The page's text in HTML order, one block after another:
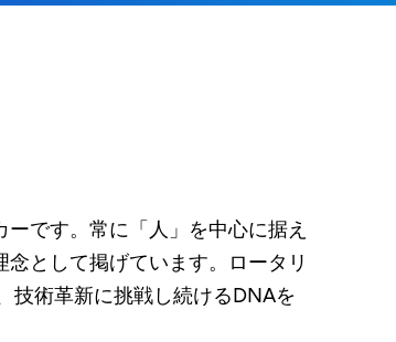
です。常に「人」を中心に据え
として掲げています。ロータリ
技術革新に挑戦し続けるDNAを